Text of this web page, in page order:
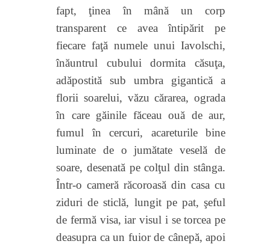
fapt, ţinea în mână un corp
transparent ce avea întipărit pe
fiecare faţă numele unui Iavolschi,
înăuntrul cubuluidormita căsuţa,
adăpostită sub umbra gigantică a
florii soarelui, văzu cărarea, ograda
în care găinile făceau ouă de aur,
fumul în cercuri, acareturile bine
luminate de o jumătate veselă de
soare, desenată pe colţul din stânga.
Într-o cameră răcoroasă din casa cu
ziduri de sticlă, lungit pe pat, şeful
de fermă visa, iar visul i se torcea pe
deasupra ca un fuior de cânepă, apoi